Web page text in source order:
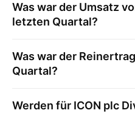
Was war der Umsatz
letzten Quartal?
Was war der
Quartal?
Werden für ICON plc